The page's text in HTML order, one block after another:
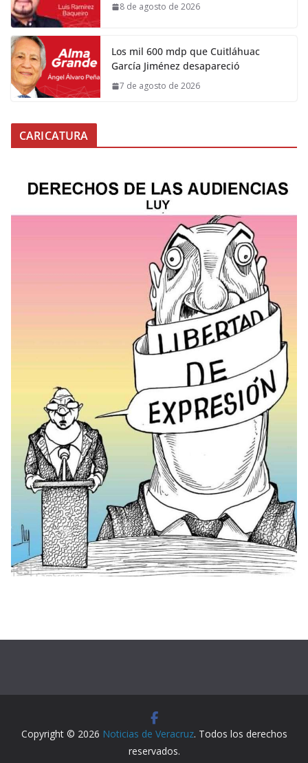
8 de agosto de 2026
Los mil 600 mdp que Cuitláhuac
García Jiménez desapareció
7 de agosto de 2026
CARICATURA
Copyright © 2026 Noticias de Veracruz. Todos los derechos
reservados.